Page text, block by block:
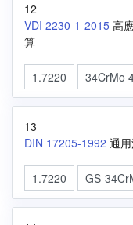
12
VDI 2230-1-2015 高
算
1.7220 34CrMo
13
DIN 17205-1992 通
1.7220 GS-